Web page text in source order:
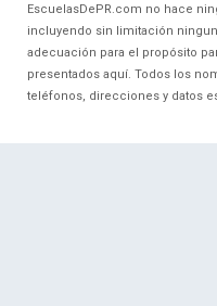
EscuelasDePR.com no hace
incluyendo sin limitación
adecuación para el propósito
presentados aquí. Todos los
teléfonos, direcciones y datos